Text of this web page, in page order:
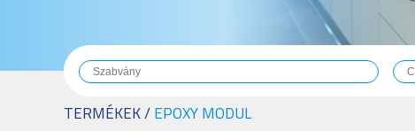
TERMÉKEK/EPOXY MODUL